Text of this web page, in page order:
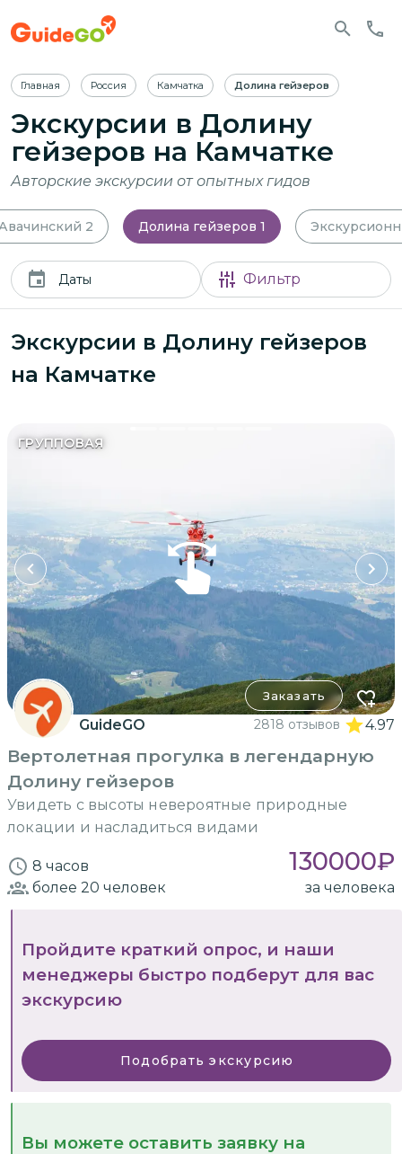
Главная Россия Камчатка Долина гейзеров
Экскурсии в Долину
гейзеров на Камчатке
Авторские экскурсии от опытных гидов
2 Долина гейзеров 1
Даты Фильтр
Экскурсии в Долину гейзеров
на Камчатке
ГРУППОВАЯ
Заказать
GuideGO 2818 отзывов 4.97
Вертолетная прогулка в легендарную
Долину гейзеров
Увидеть с высоты невероятные природные
локации и насладиться видами
8 часов 130000₽
более 20 человек за человека
Пройдите краткий опрос, и наши
менеджеры быстро подберут для вас
экскурсию
Подобрать экскурсию
Вы можете оставить заявку на